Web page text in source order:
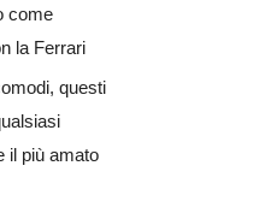
come
la Ferrari
questi
il più amato